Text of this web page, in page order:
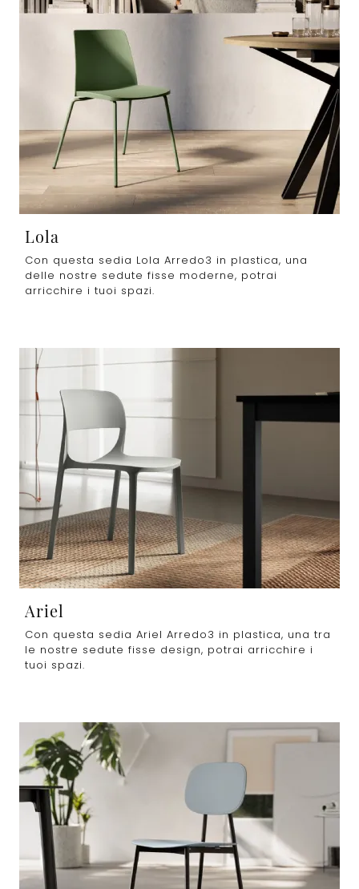
Lola
Con questa sedia Lola Arredo3 in plastica, una
delle nostre sedute fisse moderne, potrai
arricchire i tuoi spazi.
Ariel
Con questa sedia Ariel Arredo3 in plastica, una tra
le nostre sedute fisse design, potrai arricchire i
tuoi spazi.